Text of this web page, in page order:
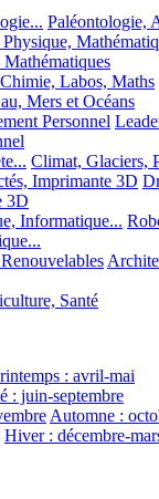
Paléontologie,
Chimie, Labos, Maths
Mers et Océans
Personnel
Climat, Glaciers,
Imprimante 3D
3D
Informatique...
Santé
: avril-mai
: juin-septembre
Automne :
Hiver : décembre-